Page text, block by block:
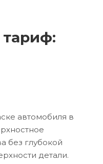
автомобиля в
без глубокой
детали.